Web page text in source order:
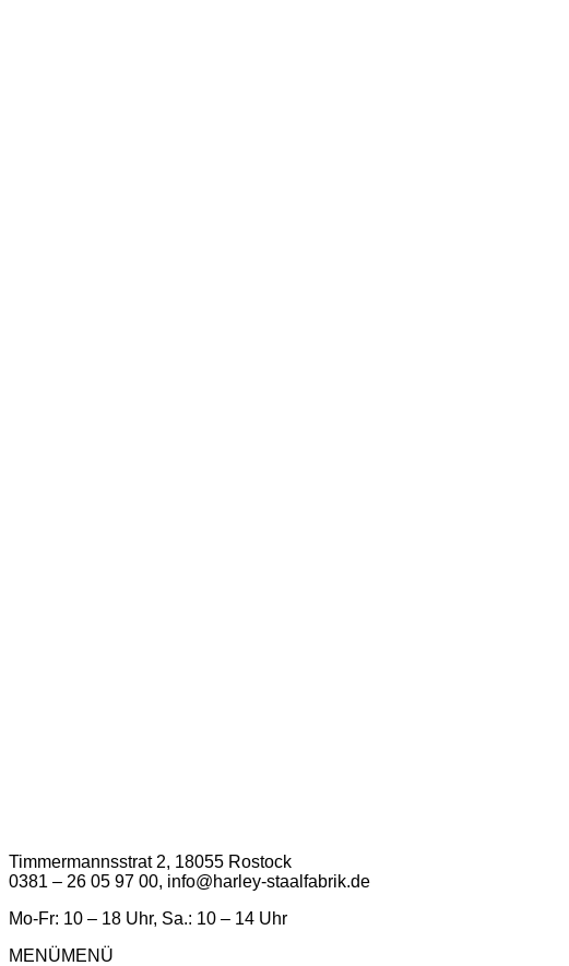
Timmermannsstrat 2, 18055 Rostock
0381 – 26 05 97 00, info@harley-staalfabrik.de
Mo-Fr: 10 – 18 Uhr, Sa.: 10 – 14 Uhr
MENÜMENÜ